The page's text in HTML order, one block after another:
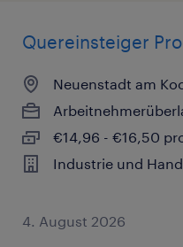
Quereinsteiger
Neuenstadt am
€14,96 - €16,50
Industrie und
4. August 2026